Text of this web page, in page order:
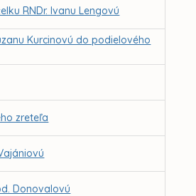
RNDr. Ivanu Lengovú
Kurcinovú do podielového
zreteľa
Donovalovú